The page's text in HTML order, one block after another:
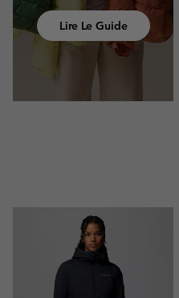
Lire Le Guide